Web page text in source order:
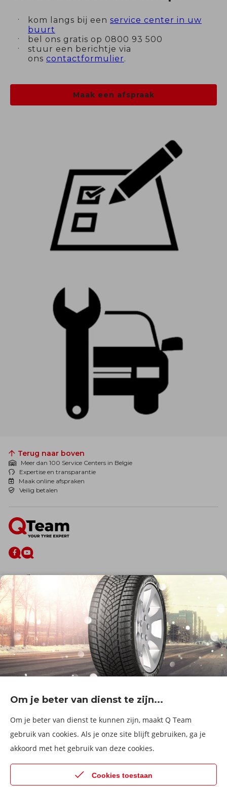
Om je beter van dienst te zijn...
Om je beter van dienst te kunnen zijn, maakt Q Team
gebruik van cookies. Als je onze site blijft gebruiken, ga je
akkoord met het gebruik van deze cookies.
Cookies toestaan
kom langs bij een service center in uw
buurt
bel ons gratis op 0800 93 500
stuur een berichtje via
ons contactformulier.
Maak een afspraak
Terug naar boven
Meer dan 100 Service Centers in Belgie
Expertise en transparantie
Maak online afspraken
Veilig betalen
De firma
Wie zijn wij?
Blog
Onze dienstverlening
Banden
Velgen
Diensten
Afspraak Maken
Informatie over
Professionele voertuigen
B2Bassistance
Werken bij QTeam
Maak een afspraak
Kies een service center